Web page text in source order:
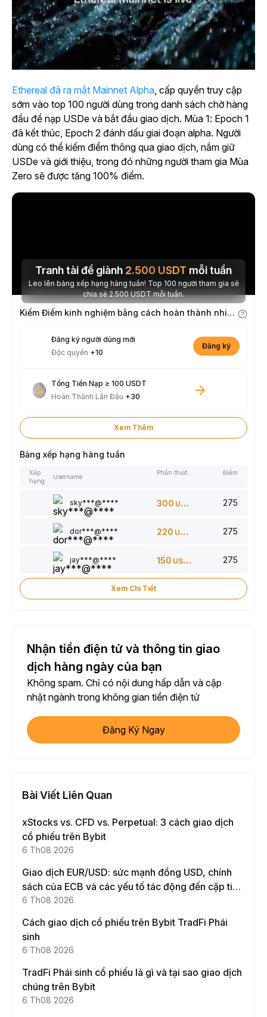
Ethereal đã ra mắt Mainnet Alpha , cấp quyền truy cập
sớm vào top 100 người dùng trong danh sách chờ hàng
đầu để nạp USDe và bắt đầu giao dịch. Mùa 1: Epoch 1
đã kết thúc, Epoch 2 đánh dấu giai đoạn alpha. Người
dùng có thể kiếm điểm thông qua giao dịch, nắm giữ
USDe và giới thiệu, trong đó những người tham gia Mùa
Zero sẽ được tăng 100% điểm.
Tranh tài để giành 2.500 USDT mỗi tuần
Leo lên bảng xếp hạng hàng tuần! Top 100 người tham gia sẽ
chia sẻ 2.500 USDT mỗi tuần.
Kiếm Điểm kinh nghiệm bằng cách hoàn thành nhiệm vụ
Đăng ký người dùng mới
Độc quyền +10
Đăng ký
Tổng Tiền Nạp ≥ 100 USDT
Hoàn Thành Lần Đầu +30
Xem Thêm
Bảng xếp hạng hàng tuần
Xếp
hạng
Username
Điểm
sky***@**** 300 USDT 275
dor***@**** 220 USDT 275
jay***@**** 150 USDT 275
Xem Chi Tiết
Nhận tiền điện tử và thông tin giao
dịch hàng ngày của bạn
Không spam. Chỉ có nội dung hấp dẫn và cập
nhật ngành trong không gian tiền điện tử
Đăng Ký Ngay
Bài Viết Liên Quan
xStocks vs. CFD vs. Perpetual: 3 cách giao dịch
cổ phiếu trên Bybit
6 Th08 2026
Giao dịch EUR/USD: sức mạnh đồng USD, chính
sách của ECB và các yếu tố tác động đến cặp tiền
này
6 Th08 2026
Cách giao dịch cổ phiếu trên Bybit TradFi Phái
sinh
6 Th08 2026
TradFi Phái sinh cổ phiếu là gì và tại sao giao dịch
chúng trên Bybit
6 Th08 2026